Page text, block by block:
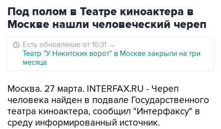
Под полом в Театре киноактера в
Москве нашли человеческий череп
Есть обновление от 16:31 →
Театр "У Никитских ворот" в Москве закрыли на три
месяца
Москва. 27 марта. INTERFAX.RU - Череп
человека найден в подвале Государственного
театра киноактера, сообщил "Интерфаксу" в
среду информированный источник.